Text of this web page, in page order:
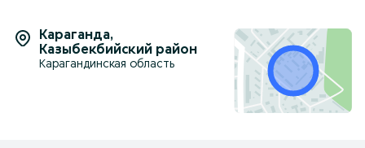
Караганда,
Казыбекбийский район
Карагандинская область